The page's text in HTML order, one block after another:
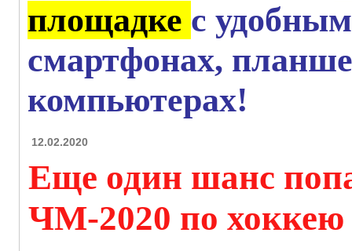
площадке с
смартфонах,
компьютерах!
12.02.2020
Еще один шанс
ЧМ-2020 по хоккею